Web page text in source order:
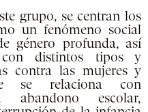
grupo, se centran los
un fenómeno social
género profunda, así
distintos tipos y
contra las mujeres y
se relaciona con
abandono escolar,